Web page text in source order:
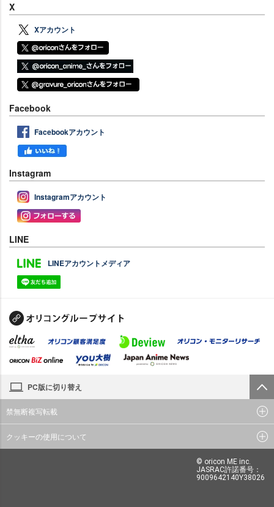
X
Xアカウント
Facebook
Facebookアカウント
Instagram
Instagramアカウント
LINE
LINEアカウントメディア
PC版に切り替え
禁無断複写転載
クッキーの使用について
© oricon ME inc.
JASRAC許諾番号：
9009642140Y38026